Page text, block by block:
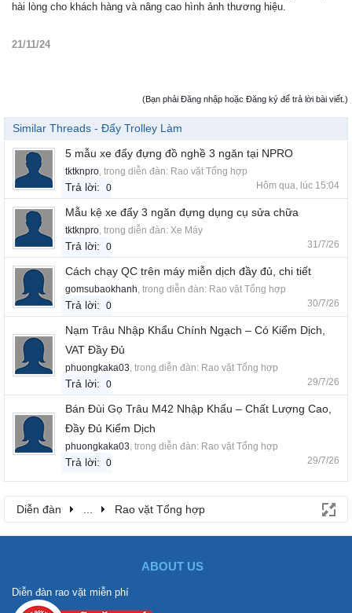
hài lòng cho khách hàng và nâng cao hình ảnh thương hiệu.
21/11/24
(Bạn phải Đăng nhập hoặc Đăng ký để trả lời bài viết.)
Similar Threads - Đẩy Trolley Làm
5 mẫu xe đẩy đựng đồ nghề 3 ngăn tại NPRO
tktknpro, trong diễn đàn: Rao vặt Tổng hợp
Trả lời: 0 Hôm qua, lúc 15:04
Mẫu kệ xe đẩy 3 ngăn đựng dụng cụ sửa chữa
tktknpro, trong diễn đàn: Xe Máy
Trả lời: 0 31/7/26
Cách chạy QC trên máy miễn dịch đầy đủ, chi tiết
gomsubaokhanh, trong diễn đàn: Rao vặt Tổng hợp
Trả lời: 0 30/7/26
Nạm Trâu Nhập Khẩu Chính Ngạch – Có Kiểm Dịch,
VAT Đầy Đủ
phuongkaka03, trong diễn đàn: Rao vặt Tổng hợp
Trả lời: 0 29/7/26
Bán Đùi Gọ Trâu M42 Nhập Khẩu – Chất Lượng Cao,
Đầy Đủ Kiểm Dịch
phuongkaka03, trong diễn đàn: Rao vặt Tổng hợp
Trả lời: 0 29/7/26
Diễn đàn ... Rao vặt Tổng hợp
ABOUT US
Diễn đàn rao vặt miễn phí